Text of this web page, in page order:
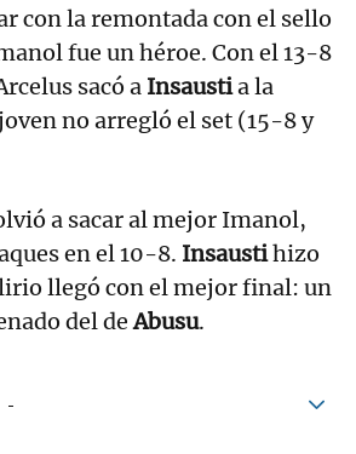
con la remontada con el sello
fue un héroe. Con el 13-8
sacó a Insaustia la
no arregló el set (15-8 y
a sacar al mejor Imanol,
en el 10-8. Insaustihizo
llegó con el mejor final: un
del deAbusu.